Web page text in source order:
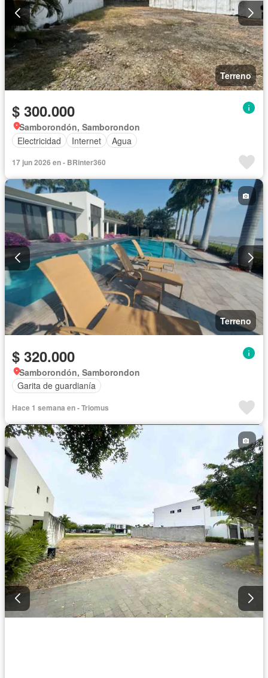
Terreno
$ 300.000
Samborondón, Samborondon
Electricidad
Internet Agua
17 jun 2026 en - BRinter360
Terreno
$ 320.000
Samborondón, Samborondon
Garita de guardianía
Hace 1 semana en - Triomus